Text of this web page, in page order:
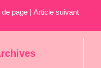
de page | Article suivant